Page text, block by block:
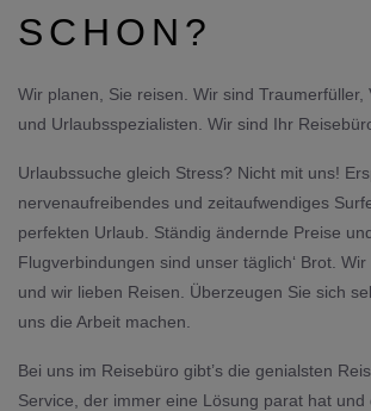
SCHON?
Wir planen, Sie reisen. Wir sind Traumerfüller,
und Urlaubsspezialisten. Wir sind Ihr
Urlaubssuche gleich Stress? Nicht mit uns!
nervenaufreibendes und zeitaufwendiges
perfekten Urlaub. Ständig ändernde Preise
Flugverbindungen sind unser täglich‘ Brot.
und wir lieben Reisen. Überzeugen Sie sich
uns die Arbeit machen.
Bei uns im Reisebüro gibt’s die genialsten
Service, der immer eine Lösung parat hat und